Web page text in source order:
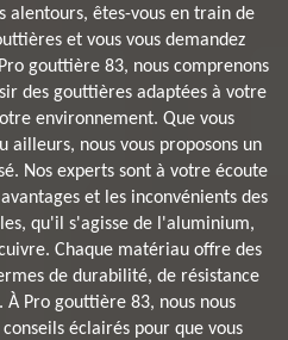
alentours, êtes-vous en train de
et vous vous demandez
gouttière 83, nous comprenons
des gouttières adaptées à votre
environnement. Que vous
ailleurs, nous vous proposons un
Nos experts sont à votre écoute
et les inconvénients des
qu'il s'agisse de l'aluminium,
Chaque matériau offre des
de durabilité, de résistance
Pro gouttière 83, nous nous
éclairés pour que vous